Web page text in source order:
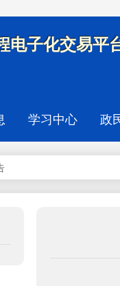
电子化交易平
学习中心 政